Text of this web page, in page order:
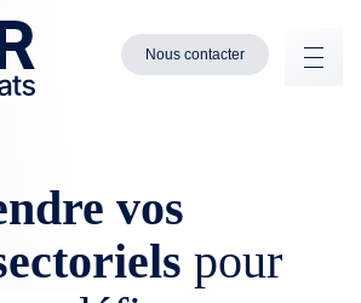
Nous contacter
vos
pour